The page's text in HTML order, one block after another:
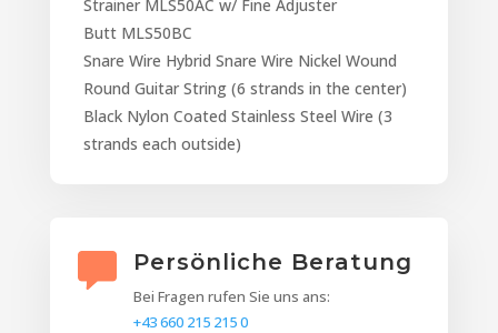
Strainer MLS50AC w/ Fine Adjuster
Butt MLS50BC
Snare Wire Hybrid Snare Wire Nickel Wound
Round Guitar String (6 strands in the center)
Black Nylon Coated Stainless Steel Wire (3
strands each outside)
Persönliche Beratung
Bei Fragen rufen Sie uns ans:
+43 660 215 215 0